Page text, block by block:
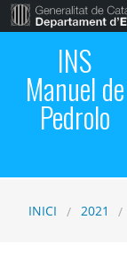
INS
Manuel de
Pedrolo
INICI 2021